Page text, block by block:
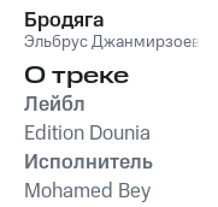
Бродяга
Эльбрус Джанмирзоев
О треке
Лейбл
Edition Dounia
Исполнитель
Mohamed Bey